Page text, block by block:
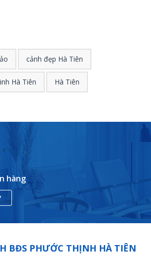
cảnh đẹp Hà Tiên
Hà Tiên Hà Tiên
hàng
BĐS PHƯỚC THỊNH HÀ TIÊN